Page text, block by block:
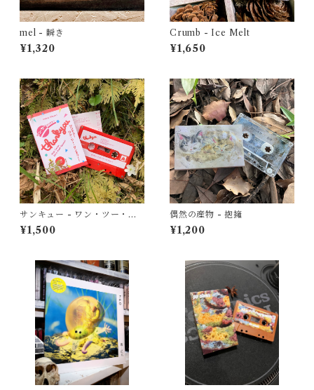
mel - 瞬き
¥1,320
Crumb - Ice Melt
¥1,650
サンキュー - ワン・ツー・サ
ンキュー！
¥1,500
偶然の産物 - 抱擁
¥1,200